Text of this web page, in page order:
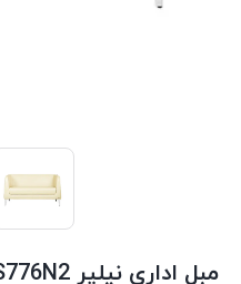
مبل اداری نیلپر OSS776N2